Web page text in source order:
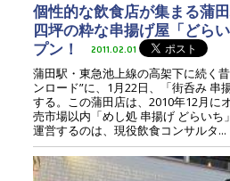
個性的な飲食店が集まる蒲
四坪の粋な串揚げ屋「どら
プン！
2011.02.01
蒲田駅・東急池上線の高架下に続く
ンロード”に、1月22日、「街呑み 串
する。この蒲田店は、2010年12月に
売市場以内「めし処 串揚げ どらいち
運営するのは、現役飲食コンサルタ...